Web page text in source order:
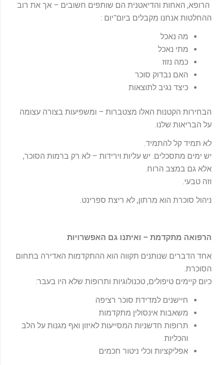
הרופא, האחות והדיאטנית הם שותפים חשובים – אך את רוב
ההחלטות אנחנו מקבלים ביום־יום :
מה נאכל
מתי נאכל
כמה נזוז
האם נבדוק סוכר
כיצד נגיב לתוצאות
הבחירות הקטנות האלו מצטברות – ומשפיעות בצורה עצומה
על הבריאות שלנו.
לא תמיד קל להתמיד.
יש ימים מתסכלים. יש עליות וירידות – לא רק ברמות הסוכר,
אלא גם במצב הרוח.
וזה טבעי.
ניהול סוכרת הוא מרתון, לא ריצת ספרינט.
הרפואה מתקדמת – ואיתנו גם האפשרויות
אחד הדברים שנותנים תקווה הוא ההתקדמות האדירה בתחום
הסוכרת.
כיום קיימים טיפולים, טכנולוגיות ותרופות שלא היו בעבר:
חיישנים למדידת סוכר רציפה
משאבות אינסולין מתקדמות
תרופות חדשניות המסייעות לאיזון ואף מגנות על הלב
והכליות
אפליקציות וכלי ניטור חכמים